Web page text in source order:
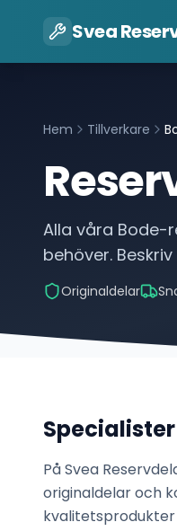
Svea
Hem Tillverkare
Alla våra Bode-
behöver.
Originaldelar
På Svea
originaldelar och